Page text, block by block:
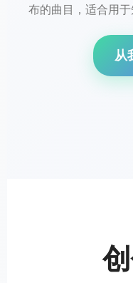
布的曲目，适合用于
从